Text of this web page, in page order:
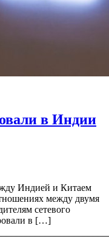
в Индии
Индией и Китаем
между двумя
сетевого
в […]